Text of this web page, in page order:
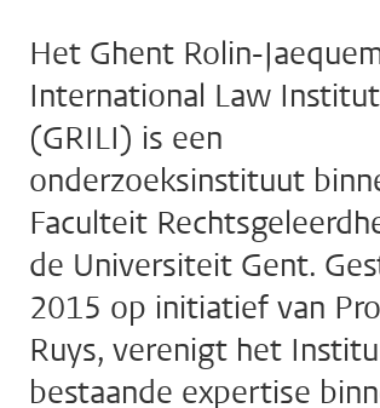
Het Ghent Rolin-
International Law
(GRILI) is een
onderzoeksinstituut
Faculteit
de Universiteit Gent.
2015 op initiatief van
Ruys, verenigt het
bestaande expertise